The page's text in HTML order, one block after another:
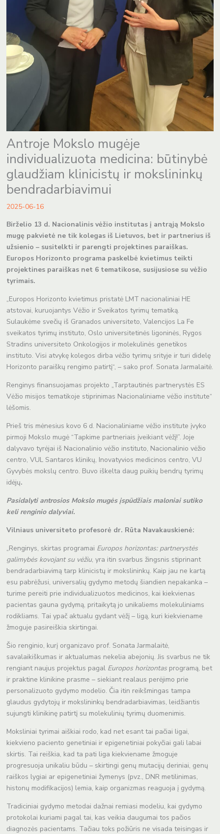
Antroje Mokslo mugėje
individualizuota medicina: būtinybė
glaudžiam klinicistų ir mokslininkų
bendradarbiavimui
2025-06-16
Birželio 13 d. Nacionalinis vėžio institutas į antrąją Mokslo
mugę pakvietė ne tik kolegas iš Lietuvos, bet ir partnerius iš
užsienio – susitelkti ir parengti projektines paraiškas.
Europos Horizonto programa paskelbė kvietimus teikti
projektines paraiškas net 6 tematikose, susijusiose su vėžio
tyrimais.
„Europos Horizonto kvietimus pristatė LMT nacionaliniai HE
atstovai, kuruojantys Vėžio ir Sveikatos tyrimų tematiką.
Sulaukėme svečių iš Granados universiteto, Valencijos La Fe
sveikatos tyrimų instituto, Oslo universitetinės ligoninės, Rygos
Stradins universiteto Onkologijos ir molekulinės genetikos
instituto. Visi atvykę kolegos dirba vėžio tyrimų srityje ir turi didelę
Horizonto paraiškų rengimo patirtį“, – sako prof. Sonata Jarmalaitė.
Renginys finansuojamas projekto „Tarptautinės partnerystės ES
Vėžio misijos tematikoje stiprinimas Nacionaliniame vėžio institute“
lėšomis.
Prieš tris mėnesius kovo 6 d. Nacionaliniame vėžio institute įvyko
pirmoji Mokslo mugė “Tapkime partneriais įveikiant vėžį!”. Joje
dalyvavo tyrėjai iš Nacionalinio vėžio instituto, Nacionalinio vėžio
centro, VUL Santaros klinikų, Inovatyvios medicinos centro, VU
Gyvybės mokslų centro. Buvo iškelta daug puikių bendrų tyrimų
idėjų.
Pasidalyti antrosios Mokslo mugės įspūdžiais maloniai sutiko
keli renginio dalyviai.
Vilniaus universiteto profesorė dr. Rūta Navakauskienė:
„Renginys, skirtas programai Europos horizontas: partnerystės
galimybės kovojant su vėžiu, yra itin svarbus žingsnis stiprinant
bendradarbiavimą tarp klinicistų ir mokslininkų. Kaip jau ne kartą
esu pabrėžusi, universalių gydymo metodų šiandien nepakanka –
turime pereiti prie individualizuotos medicinos, kai kiekvienas
pacientas gauna gydymą, pritaikytą jo unikaliems molekuliniams
rodikliams. Tai ypač aktualu gydant vėžį – ligą, kuri kiekviename
žmoguje pasireiškia skirtingai.
Šio renginio, kurį organizavo prof. Sonata Jarmalaitė,
savalaikiškumas ir aktualumas nekelia abejonių. Jis svarbus ne tik
rengiant naujus projektus pagal Europos horizontasprogramą, bet
ir praktine klinikine prasme – siekiant realaus perėjimo prie
personalizuoto gydymo modelio. Čia itin reikšmingas tampa
glaudus gydytojų ir mokslininkų bendradarbiavimas, leidžiantis
sujungti klinikinę patirtį su molekulinių tyrimų duomenimis.
Moksliniai tyrimai aiškiai rodo, kad net esant tai pačiai ligai,
kiekvieno paciento genetiniai ir epigenetiniai pokyčiai gali labai
skirtis. Tai reiškia, kad ta pati liga kiekviename žmoguje
progresuoja unikaliu būdu – skirtingi genų mutacijų deriniai, genų
raiškos lygiai ar epigenetiniai žymenys (pvz., DNR metilinimas,
histonų modifikacijos) lemia, kaip organizmas reaguoja į gydymą.
Tradiciniai gydymo metodai dažnai remiasi modeliu, kai gydymo
protokolai kuriami pagal tai, kas veikia daugumai tos pačios
diagnozės pacientams. Tačiau toks požiūris ne visada teisingas ir